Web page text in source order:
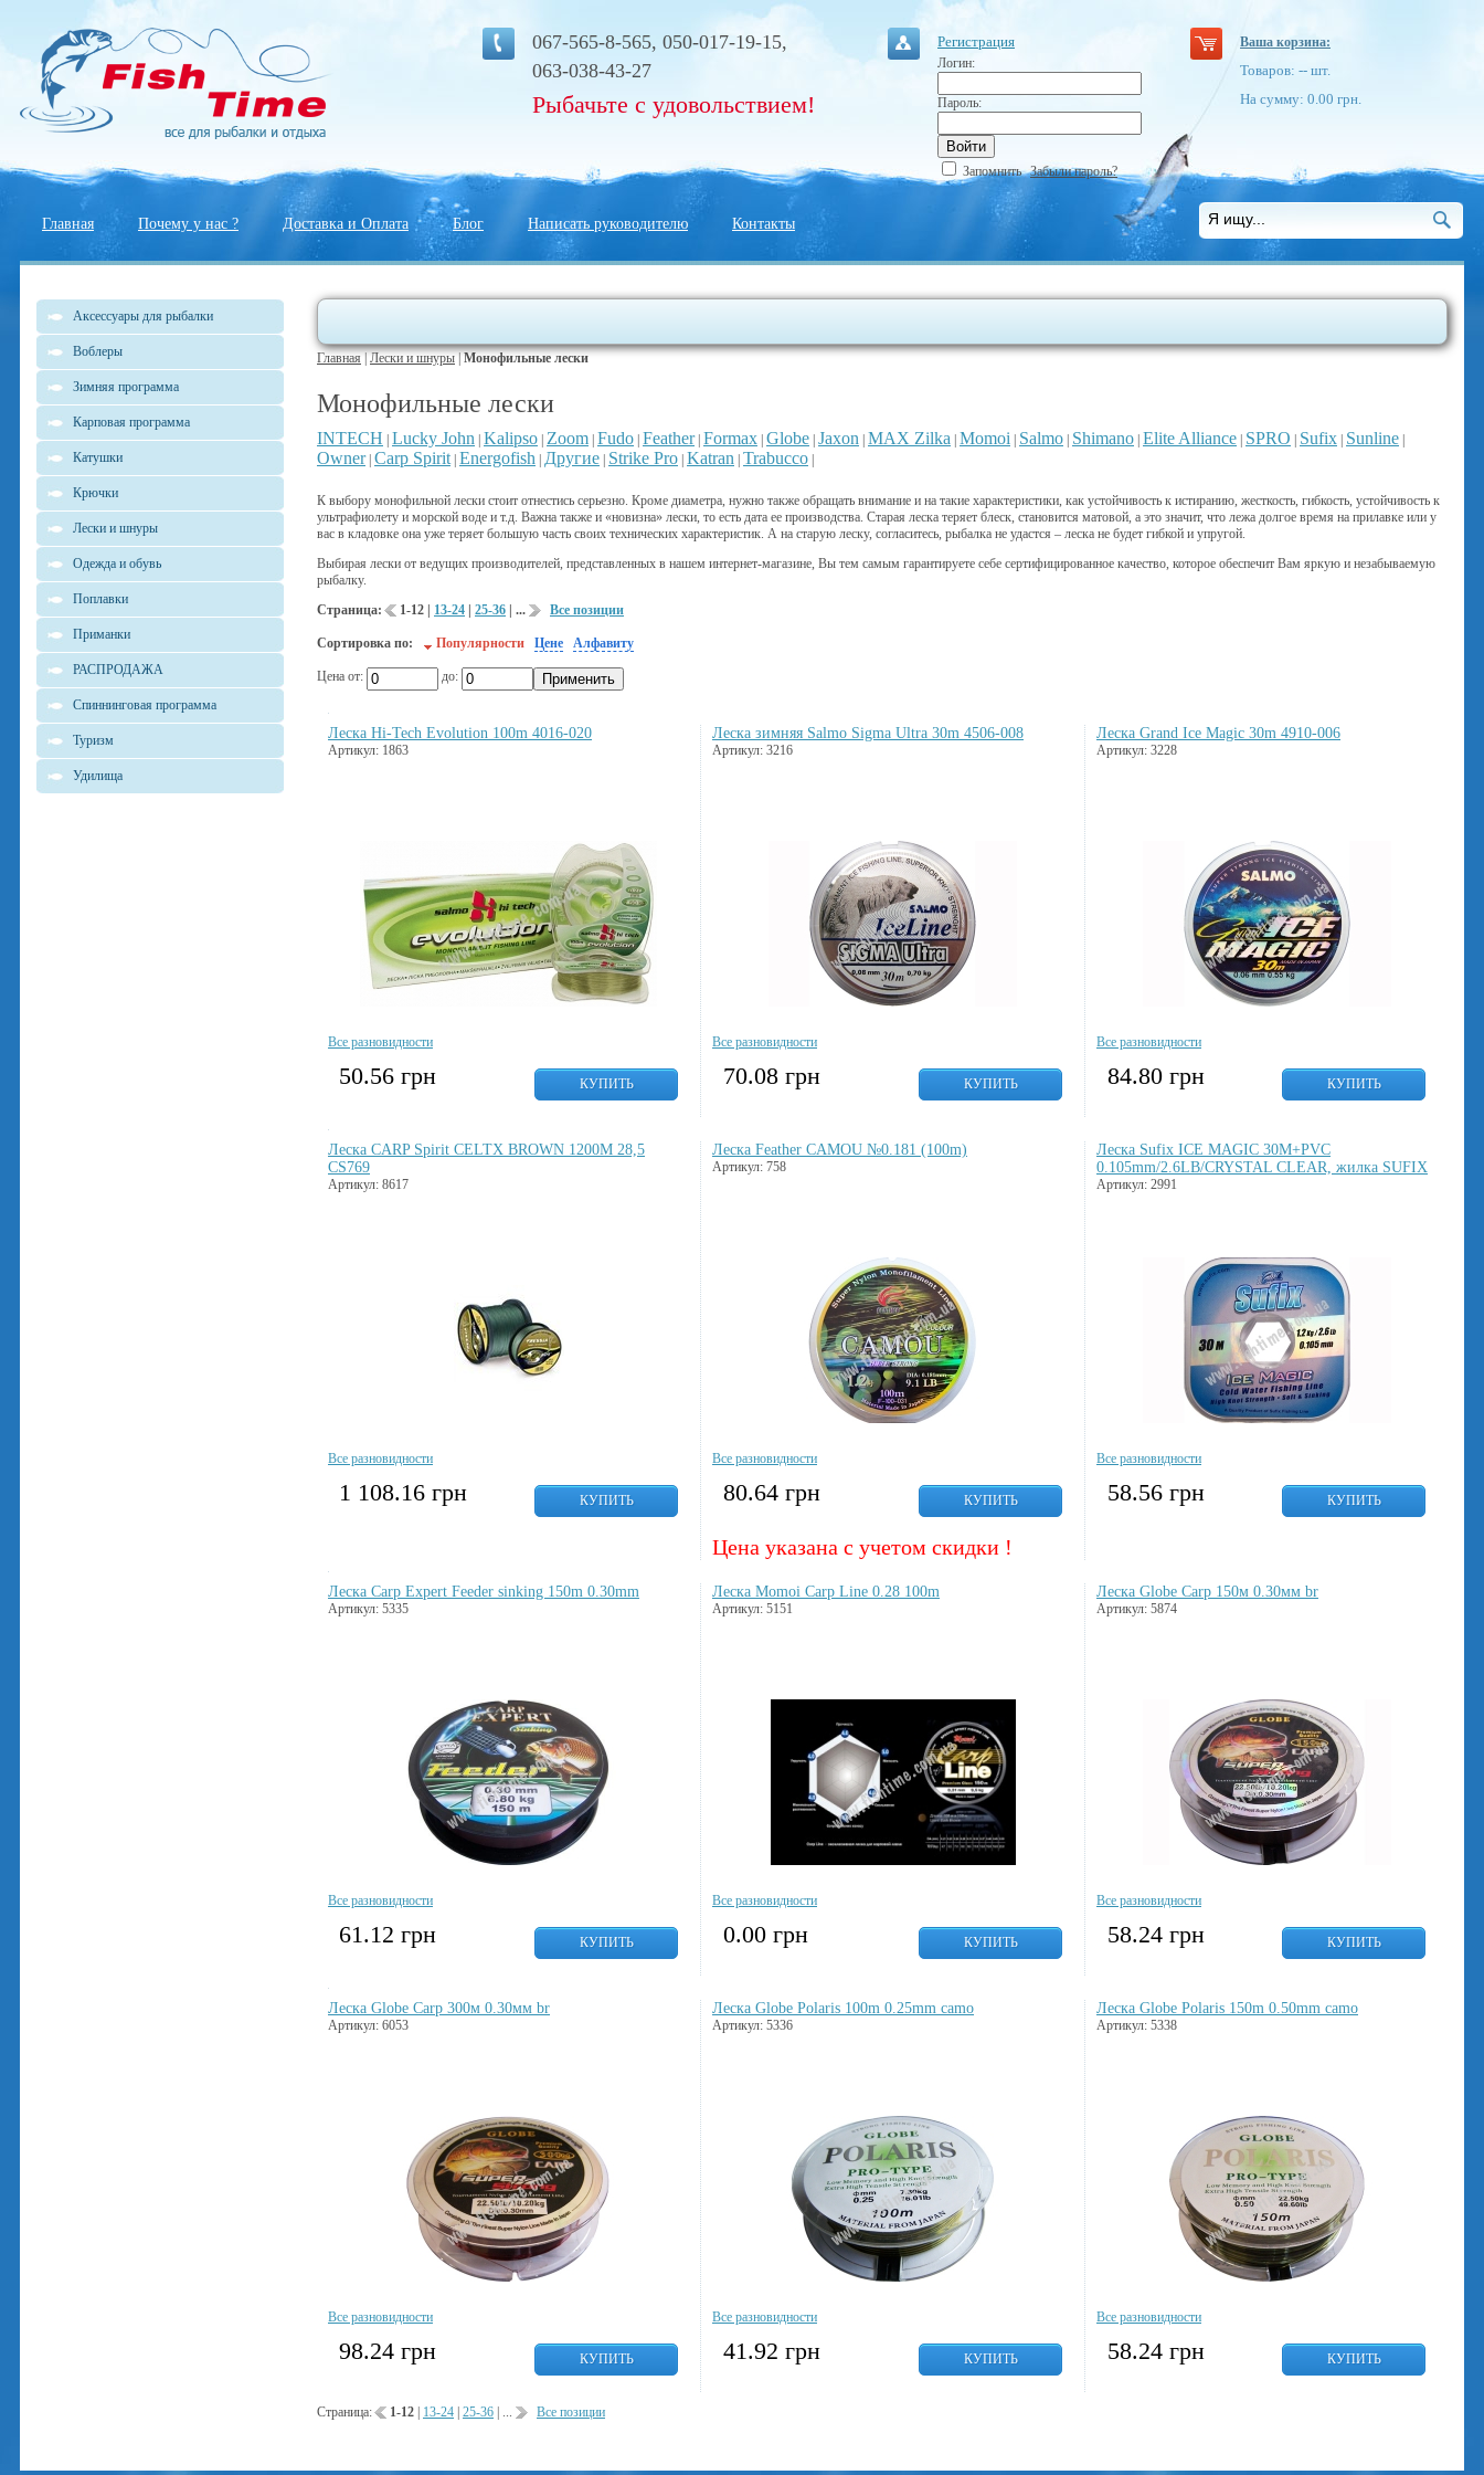
067-565-8-565, 050-017-19-15,
063-038-43-27
Рыбачьте с удовольствием!
Регистрация
Логин:
Пароль:
Запомнить Забыли пароль?
Ваша корзина:
Товаров: -- шт.
На сумму: 0.00 грн.
Главная Почему у нас ? Доставка и Оплата Блог Написать руководителю Контакты
Аксессуары для рыбалки
Воблеры
Зимняя программа
Карповая программа
Катушки
Крючки
Лески и шнуры
Одежда и обувь
Поплавки
Приманки
РАСПРОДАЖА
Спиннинговая программа
Туризм
Удилища
Главная Лески и шнуры Монофильные лески
Монофильные лески
INTECH Lucky John Kalipso Zoom Fudo Feather| Formax Globe Jaxon MAX Zilka Momoi Salmo Shimano Elite Alliance SPRO Sufix Sunline
Owner| Carp Spirit| Energofish Другие Strike Pro Katran Trabucco
К выбору монофильной лески стоит отнестись серьезно. Кроме диаметра, нужно также обращать внимание и на такие характеристики, как устойчивость к истиранию, жесткость, гибкость, устойчивость к
ультрафиолету и морской воде и т.д. Важна также и «новизна» лески, то есть дата ее производства. Старая леска теряет блеск, становится матовой, а это значит, что лежа долгое время на прилавке или у
вас в кладовке она уже теряет большую часть своих технических характеристик. А на старую леску, согласитесь, рыбалка не удастся – леска не будет гибкой и упругой.
Выбирая лески от ведущих производителей, представленных в нашем интернет-магазине, Вы тем самым гарантируете себе сертифицированное качество, которое обеспечит Вам яркую и незабываемую
рыбалку.
Страница:
1-12 13-24 25-36 | ... Все позиции
Сортировка по: Популярности Цене Алфавиту
Цена от: до:
Леска Hi-Tech Evolution 100m 4016-020
Артикул: 1863
Все разновидности
50.56 грн КУПИТЬ
Леска зимняя Salmo Sigma Ultra 30m 4506-008
Артикул: 3216
Все разновидности
70.08 грн КУПИТЬ
Леска Grand Ice Magic 30m 4910-006
Артикул: 3228
Все разновидности
84.80 грн КУПИТЬ
Леска CARP Spirit CELTX BROWN 1200M 28,5
CS769
Артикул: 8617
Все разновидности
1 108.16 грн КУПИТЬ
Леска Feather CAMOU №0.181 (100m)
Артикул: 758
Все разновидности
80.64 грн КУПИТЬ
Цена указана с учетом скидки !
Леска Sufix ICE MAGIC 30M+PVC
0.105mm/2.6LB/CRYSTAL CLEAR, жилка SUFIX
Артикул: 2991
Все разновидности
58.56 грн КУПИТЬ
Леска Carp Expert Feeder sinking 150m 0.30mm
Артикул: 5335
Все разновидности
61.12 грн КУПИТЬ
Леска Momoi Carp Line 0.28 100m
Артикул: 5151
Все разновидности
0.00 грн КУПИТЬ
Леска Globe Carp 150м 0.30мм br
Артикул: 5874
Все разновидности
58.24 грн КУПИТЬ
Леска Globe Carp 300м 0.30мм br
Артикул: 6053
Все разновидности
98.24 грн КУПИТЬ
Леска Globe Polaris 100m 0.25mm camo
Артикул: 5336
Все разновидности
41.92 грн КУПИТЬ
Леска Globe Polaris 150m 0.50mm camo
Артикул: 5338
Все разновидности
58.24 грн КУПИТЬ
Страница: 1-12 13-24 25-36 | ... Все позиции